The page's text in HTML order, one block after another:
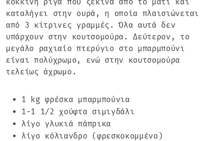
καταλήγει στην ουρά, η οποία πλαισιώνεται
από 3 κίτρινες γραμμές. Όλα αυτά δεν
υπάρχουν στην κουτσομούρα. Δεύτερον, το
μεγάλο ραχιαίο πτερύγιο στο μπαρμπούνι
είναι πολύχρωμο, ενώ στην κουτσομούρα
τελείως άχρωμο.
1 kg φρέσκα μπαρμπούνια
1-1 1/2 χούφτα σιμιγδάλι
λίγο γλυκιά πάπρικα
λίγο κόλιανδρο (φρεσκοκομμένο)